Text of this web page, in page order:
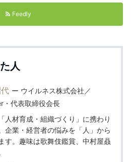
Feedly
人
ウイルネス株式会社／
・代表取締役会長
人材育成・組織づくり」に携わり
企業・経営者の悩みを「人」から
す。趣味は歌舞伎鑑賞、中村屋贔